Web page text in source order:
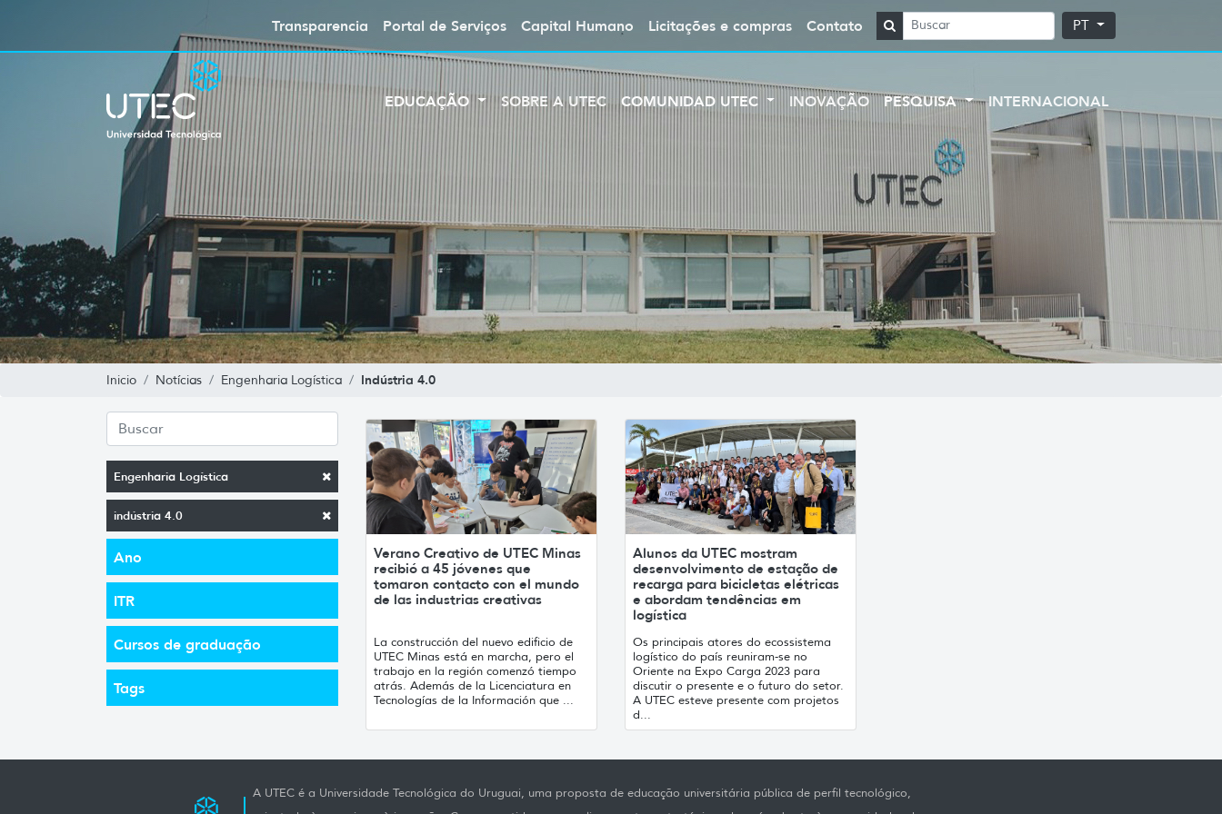
Transparencia Portal de Serviços Capital Humano Licitações e compras Contato PT
EDUCAÇÃO SOBRE A UTEC COMUNIDAD UTEC INOVAÇÃO PESQUISA INTERNACIONAL
Inicio Notícias Engenharia Logística Indústria 4.0
Engenharia Logística
indústria 4.0
Ano
ITR
Cursos de graduação
Tags
Verano Creativo de UTEC Minas
recibió a 45 jóvenes que
tomaron contacto con el mundo
de las industrias creativas
La construcción del nuevo edificio de
UTEC Minas está en marcha, pero el
trabajo en la región comenzó tiempo
atrás. Además de la Licenciatura en
Tecnologías de la Información que ...
Alunos da UTEC mostram
desenvolvimento de estação de
recarga para bicicletas elétricas
e abordam tendências em
logística
Os principais atores do ecossistema
logístico do país reuniram-se no
Oriente na Expo Carga 2023 para
discutir o presente e o futuro do setor.
A UTEC esteve presente com projetos
d...
A UTEC é a Universidade Tecnológica do Uruguai, uma proposta de educação universitária pública de perfil tecnológico,